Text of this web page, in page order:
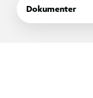
Dokumenter